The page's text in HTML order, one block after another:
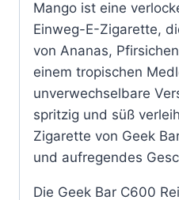
Mango ist eine
Einweg-E-Zigarette,
von Ananas,
einem tropischen
unverwechselbare
spritzig und süß
Zigarette von Geek
und aufregendes
Die Geek Bar C600